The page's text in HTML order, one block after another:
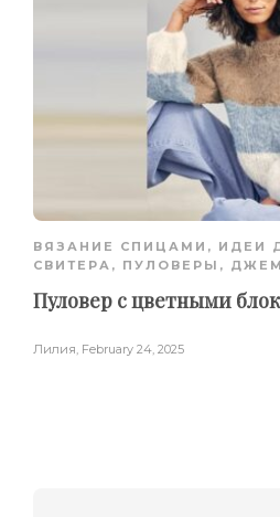
ВЯЗАНИЕ СПИЦАМИ , ИДЕИ
СВИТЕРА, ПУЛОВЕРЫ,
Пуловер с цветными
Лилия, February 24, 2025